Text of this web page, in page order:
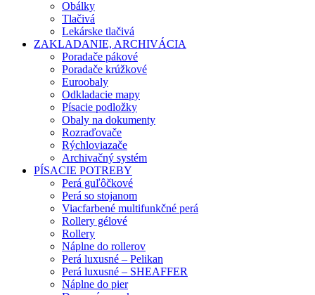
Obálky
Tlačivá
Lekárske tlačivá
ZAKLADANIE, ARCHIVÁCIA
Poradače pákové
Poradače krúžkové
Euroobaly
Odkladacie mapy
Písacie podložky
Obaly na dokumenty
Rozraďovače
Rýchloviazače
Archivačný systém
PÍSACIE POTREBY
Perá guľôčkové
Perá so stojanom
Viacfarbené multifunkčné perá
Rollery gélové
Rollery
Náplne do rollerov
Perá luxusné – Pelikan
Perá luxusné – SHEAFFER
Náplne do pier